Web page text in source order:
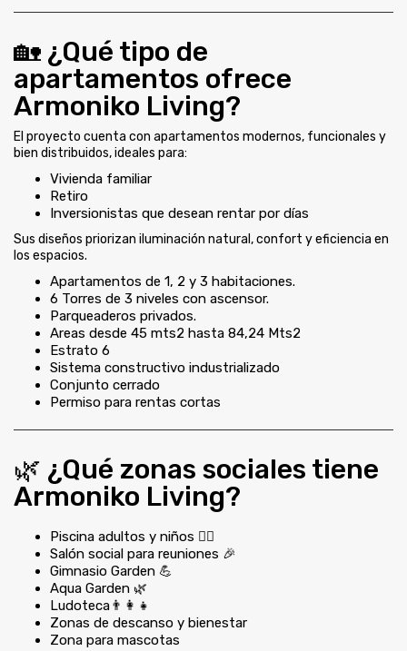
🏡 ¿Qué tipo de
apartamentos ofrece
Armoniko Living?
El proyecto cuenta con apartamentos modernos, funcionales y
bien distribuidos, ideales para:
Vivienda familiar
Retiro
Inversionistas que desean rentar por días
Sus diseños priorizan iluminación natural, confort y eficiencia en
los espacios.
Apartamentos de 1, 2 y 3 habitaciones.
6 Torres de 3 niveles con ascensor.
Parqueaderos privados.
Areas desde 45 mts2 hasta 84,24 Mts2
Estrato 6
Sistema constructivo industrializado
Conjunto cerrado
Permiso para rentas cortas
🌿 ¿Qué zonas sociales tiene
Armoniko Living?
Piscina adultos y niños 🏊‍♂️
Salón social para reuniones 🎉
Gimnasio Garden 💪
Aqua Garden 🌿
Ludoteca👨‍👩‍👧
Zonas de descanso y bienestar
Zona para mascotas